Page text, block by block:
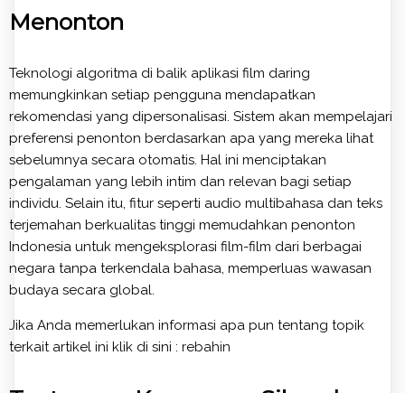
Menonton
Teknologi algoritma di balik aplikasi film daring
memungkinkan setiap pengguna mendapatkan
rekomendasi yang dipersonalisasi. Sistem akan mempelajari
preferensi penonton berdasarkan apa yang mereka lihat
sebelumnya secara otomatis. Hal ini menciptakan
pengalaman yang lebih intim dan relevan bagi setiap
individu. Selain itu, fitur seperti audio multibahasa dan teks
terjemahan berkualitas tinggi memudahkan penonton
Indonesia untuk mengeksplorasi film-film dari berbagai
negara tanpa terkendala bahasa, memperluas wawasan
budaya secara global.
Jika Anda memerlukan informasi apa pun tentang topik
terkait artikel ini klik di sini : rebahin